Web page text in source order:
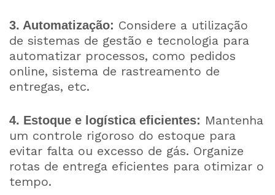
3. Automatização: Considere a utilização
de sistemas de gestão e tecnologia para
automatizar processos, como pedidos
online, sistema de rastreamento de
entregas, etc.
4. Estoque e logística eficientes: Mantenha
um controle rigoroso do estoque para
evitar falta ou excesso de gás. Organize
rotas de entrega eficientes para otimizar o
tempo.